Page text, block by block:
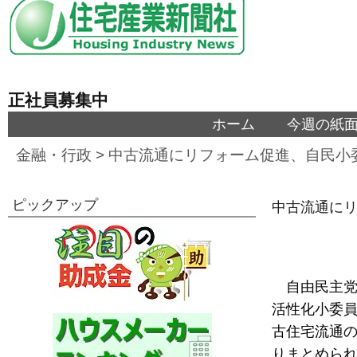
正社員募集中
ホーム 今週の紙
金融・行政 > 中古流通にリフォーム促進、自民小
中古流通に
自由民主
活性化小委
古住宅流通
りまとめら
ピックアップ